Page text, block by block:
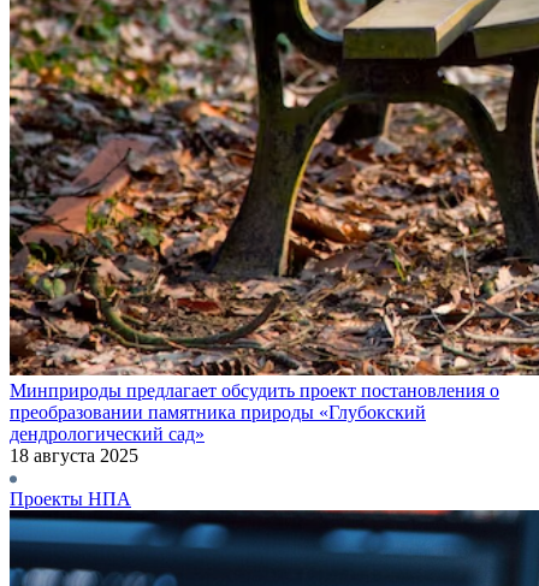
Минприроды предлагает обсудить проект постановления о
преобразовании памятника природы «Глубокский
дендрологический сад»
18 августа 2025
Проекты НПА